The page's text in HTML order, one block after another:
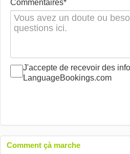
Langue
Commentaires*
J'accepte de recevoir des
LanguageBookings.com
Comment çà marche